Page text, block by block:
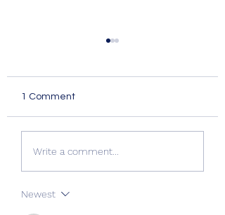
Quality Installation 🏡
1 Comment
Write a comment...
Newest